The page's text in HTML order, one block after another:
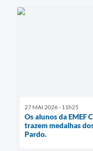
27 MAI 2026 - 11h25
Os alunos da EMEF
trazem medalhas
Pardo.